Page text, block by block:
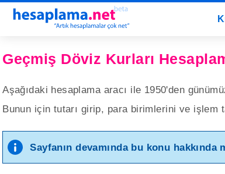
Geçmiş Döviz Kurları
Aşağıdaki hesaplama aracı ile 1950'den
Bunun için tutarı girip, para birimlerini ve işlem
Sayfanın devamında bu konu